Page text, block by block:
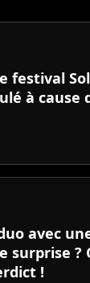
festival
à cause
avec
surprise ?
!